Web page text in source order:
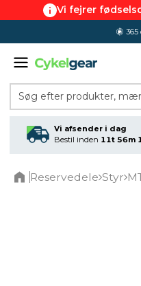
Vi fejrer
365
Søg efter produkter,
Vi afsender i dag
Bestil inden 11t 56m
Reservedele Styr